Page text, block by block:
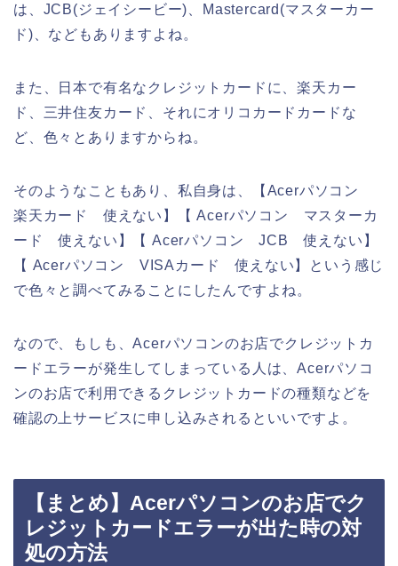
は、JCB(ジェイシービー)、Mastercard(マスターカー
ド)、などもありますよね。
また、日本で有名なクレジットカードに、楽天カー
ド、三井住友カード、それにオリコカードカードな
ど、色々とありますからね。
そのようなこともあり、私自身は、【Acerパソコン
楽天カード 使えない】【 Acerパソコン マスターカ
ード 使えない】【 Acerパソコン JCB 使えない】
【 Acerパソコン VISAカード 使えない】という感じ
で色々と調べてみることにしたんですよね。
なので、もしも、Acerパソコンのお店でクレジットカ
ードエラーが発生してしまっている人は、Acerパソコ
ンのお店で利用できるクレジットカードの種類などを
確認の上サービスに申し込みされるといいですよ。
【まとめ】Acerパソコンのお店でク
レジットカードエラーが出た時の対
処の方法